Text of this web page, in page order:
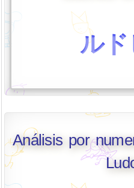
ルド
Análisis por